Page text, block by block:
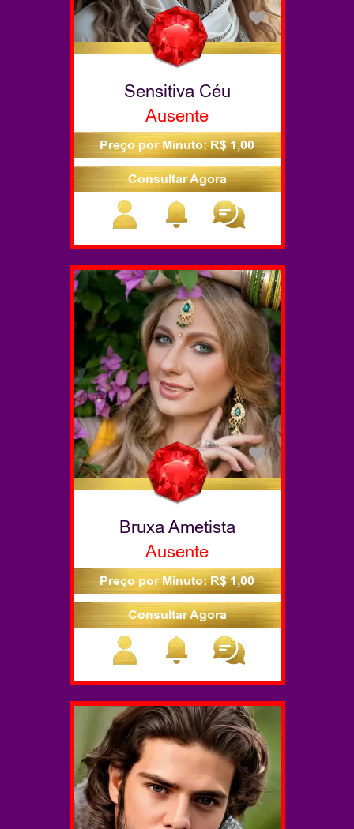
Sensitiva Céu
Ausente
Preço por Minuto: R$ 1,00
Consultar Agora
Bruxa Ametista
Ausente
Preço por Minuto: R$ 1,00
Consultar Agora